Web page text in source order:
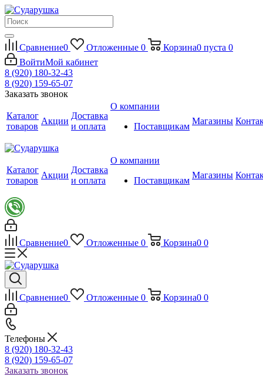
Сравнение0 Отложенные 0 Корзина0 пуста 0
ВойтиМой кабинет
8 (920) 180-32-43
8 (920) 159-65-07
Заказать звонок
Каталог
товаров
Акции
Доставка
и оплата
О компании
Поставщикам
Магазины
Каталог
товаров
Акции
Доставка
и оплата
О компании
Поставщикам
Магазины
Сравнение0 Отложенные 0 Корзина0 0
Сравнение0 Отложенные 0 Корзина0 0
Телефоны
8 (920) 180-32-43
8 (920) 159-65-07
Заказать звонок